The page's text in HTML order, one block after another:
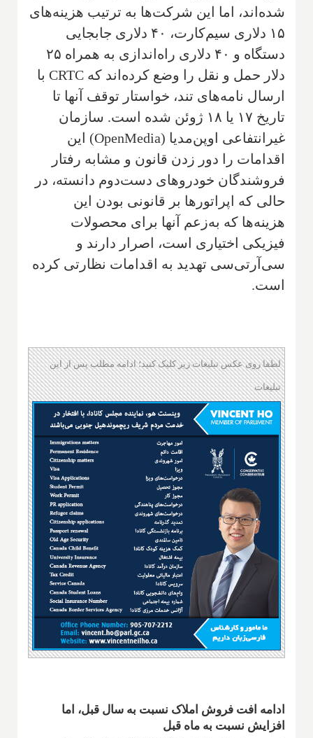
شده‌اند، اما این شرکت‌ها به ترتیب هزینه‌های
۱۵ دلاری سیم‌کارت، ۴۰ دلاری جابجایی
دستگاه و ۴۰ دلاری راه‌اندازی به همراه ۲۵
دلار حمل و نقل را وضع کرده‌اند که CRTC با
ارسال نامه‌های تند، خواستار توقف آنها تا
تاریخ ۱۷ یا ۱۸ ژوئن شده است. سازمان
غیرانتفاعی اوپن‌مدیا (OpenMedia) این
اقدامات را دور زدن قانون و مشابه رفتار
فروشندگان خودروهای دست‌دوم دانسته، در
حالی که اپراتورها بر قانونی بودن این
هزینه‌ها که به‌زعم آنها برای محصولات
فیزیکی اختیاری است، اصرار دارند و
سی‌آرتی‌سی تهدید به اقدامات نظارتی کرده
است.
لطفا روی عکس تبلیغات زیر کلیک کنید؛ ادامه مطلب پس از این
تبلیغات
ادامه افت فروش املاک نسبت به سال قبل، اما
افزایش نسبت به ماه قبل